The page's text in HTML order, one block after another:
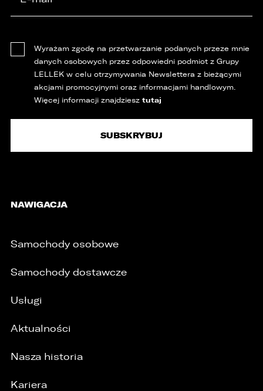
Wyrażam zgodę na przetwarzanie podanych przeze mnie
danych osobowych przez odpowiedni podmiot z Grupy
LELLEK w celu otrzymywania Newslettera z bieżącymi
akcjami promocyjnymi oraz informacjami handlowym.
Więcej informacji znajdziesz tutaj
NAWIGACJA
Samochody osobowe
Samochody dostawcze
Usługi
Aktualności
Nasza historia
Kariera